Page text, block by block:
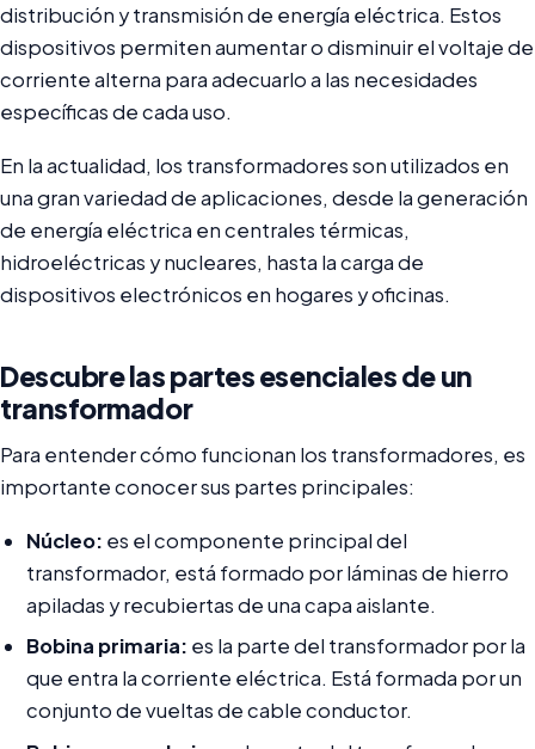
distribución y transmisión de energía eléctrica. Estos
dispositivos permiten aumentar o disminuir el voltaje de
corriente alterna para adecuarlo a las necesidades
específicas de cada uso.
En la actualidad, los transformadores son utilizados en
una gran variedad de aplicaciones, desde la generación
de energía eléctrica en centrales térmicas,
hidroeléctricas y nucleares, hasta la carga de
dispositivos electrónicos en hogares y oficinas.
Descubre las partes esenciales de un
transformador
Para entender cómo funcionan los transformadores, es
importante conocer sus partes principales:
Núcleo: es el componente principal del
transformador, está formado por láminas de hierro
apiladas y recubiertas de una capa aislante.
Bobina primaria: es la parte del transformador por la
que entra la corriente eléctrica. Está formada por un
conjunto de vueltas de cable conductor.